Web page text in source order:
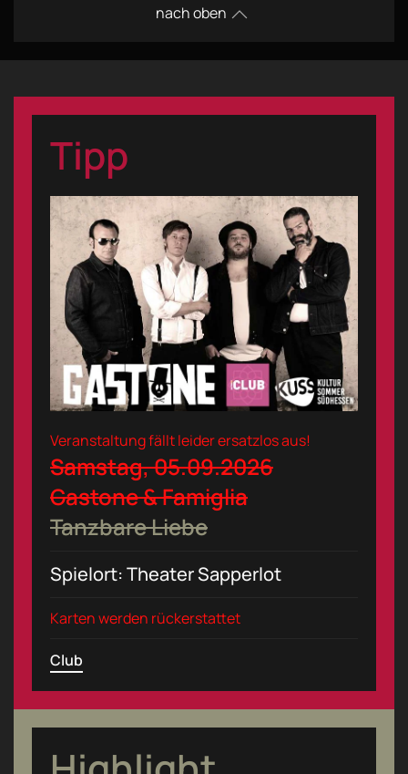
nach oben
Tipp
Veranstaltung fällt leider ersatzlos aus!
Samstag, 05.09.2026
Gastone & Famiglia
Tanzbare Liebe
Spielort: Theater Sapperlot
Karten werden rückerstattet
Club